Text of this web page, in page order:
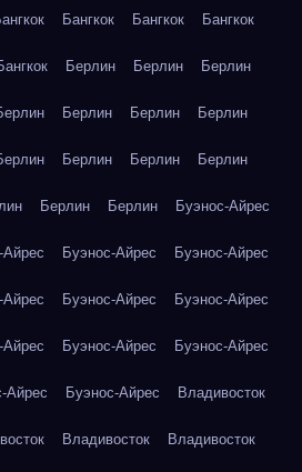
Бангкок Бангкок Бангкок
Берлин Берлин Берлин
Берлин Берлин Берлин
Берлин Берлин Берлин
Берлин Берлин Буэнос-Айрес
Айрес Буэнос-Айрес Буэнос-Айрес
Айрес Буэнос-Айрес Буэнос-Айрес
Айрес Буэнос-Айрес Буэнос-Айрес
Айрес Буэнос-Айрес Владивосток
Владивосток Владивосток